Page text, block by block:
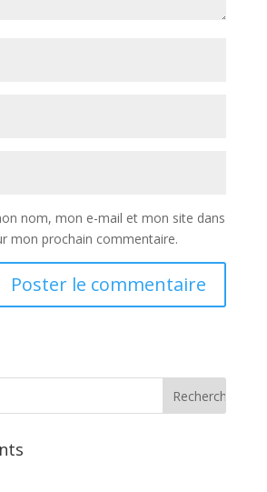
nom, mon e-mail et mon site dans
mon prochain commentaire.